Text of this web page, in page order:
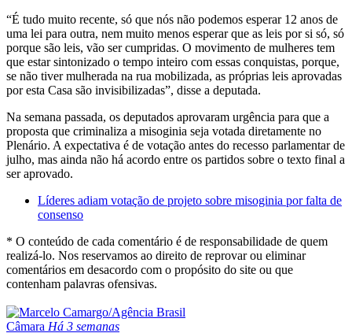
“É tudo muito recente, só que nós não podemos esperar 12 anos de
uma lei para outra, nem muito menos esperar que as leis por si só, só
porque são leis, vão ser cumpridas. O movimento de mulheres tem
que estar sintonizado o tempo inteiro com essas conquistas, porque,
se não tiver mulherada na rua mobilizada, as próprias leis aprovadas
por esta Casa são invisibilizadas”, disse a deputada.
Na semana passada, os deputados aprovaram urgência para que a
proposta que criminaliza a misoginia seja votada diretamente no
Plenário. A expectativa é de votação antes do recesso parlamentarde
julho, mas ainda não há acordo entre os partidos sobre o texto final a
ser aprovado.
Líderes adiam votação de projeto sobre misoginia por falta de
consenso
* O conteúdo de cada comentário é de responsabilidade de quem
realizá-lo. Nos reservamos ao direito de reprovar ou eliminar
comentários em desacordo com o propósito do site ou que
contenham palavras ofensivas.
Câmara Há 3 semanas